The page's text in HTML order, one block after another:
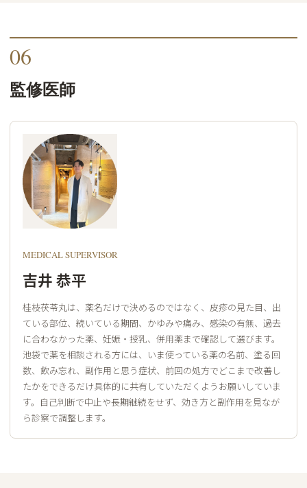
06
監修医師
MEDICAL SUPERVISOR
吉井 恭平
桂枝茯苓丸は、薬名だけで決めるのではなく、皮疹の見た目、出
ている部位、続いている期間、かゆみや痛み、感染の有無、過去
に合わなかった薬、妊娠・授乳、併用薬まで確認して選びます。
池袋で薬を相談される方には、いま使っている薬の名前、塗る回
数、飲み忘れ、副作用と思う症状、前回の処方でどこまで改善し
たかをできるだけ具体的に共有していただくようお願いしていま
す。自己判断で中止や長期継続をせず、効き方と副作用を見なが
ら診察で調整します。